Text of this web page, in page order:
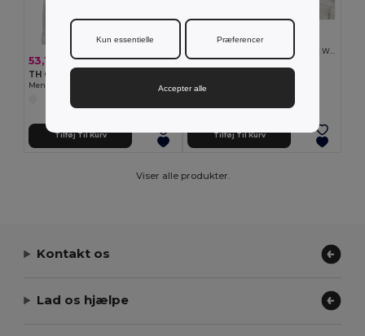
53,11 kr
TH Clothes 30121
Tilføj Til Kurv
TH Clothes 30119
Tilføj Til Kurv
Viser alle produkter.
Kontakt os
Lad os hjælpe
Kun essentielle Præferencer
Accepter alle